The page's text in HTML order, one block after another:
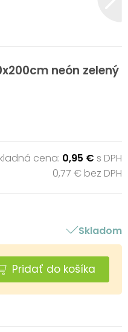
neón zelený
cena: 0,95 € s DPH
0,77 € bez DPH
Skladom
Pridať do košíka